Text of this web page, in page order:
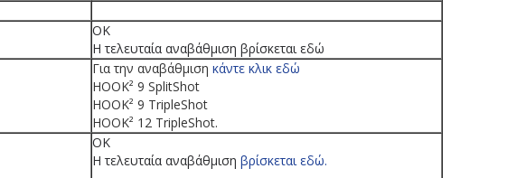
OK
Η τελευταία αναβάθμιση βρίσκεται εδώ
Για την αναβάθμιση κάντε κλικ εδώ
HOOK² 9 SplitShot
HOOK² 9 TripleShot
HOOK² 12 TripleShot.
OK
Η τελευταία αναβάθμιση βρίσκεται εδώ.